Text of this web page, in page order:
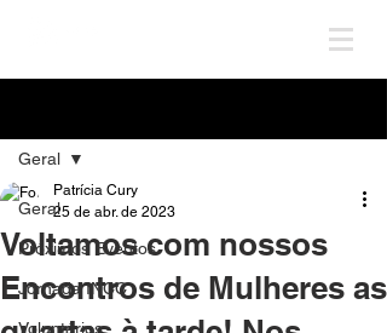
Geral
Próximos Eventos
Jornada INCC
Voluntários
Geral
Voltamos com nossos
Encontros de Mulheres as
Patrícia Cury
25 de abr. de 2023